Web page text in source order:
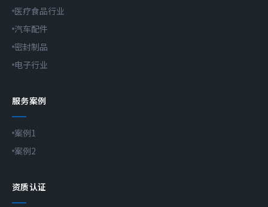
医疗食品行业
汽车配件
密封制品
电子行业
服务案例
案例1
案例2
资质认证